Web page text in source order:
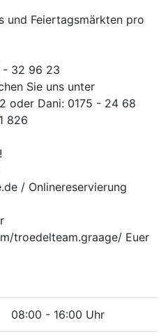
und Feiertagsmärkten pro
- 32 96 23
Sie uns unter
oder Dani: 0175 - 24 68
826
/ Onlinereservierung
troedelteam.graage/ Euer
08:00 - 16:00 Uhr